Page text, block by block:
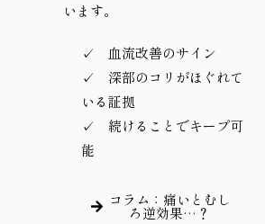
います。
✓ 血流改善のサイン
✓ 深部のコリがほぐれて
いる証拠
✓ 続けることでキープ可
能
コラム：痛いとむし
ろ逆効果…？